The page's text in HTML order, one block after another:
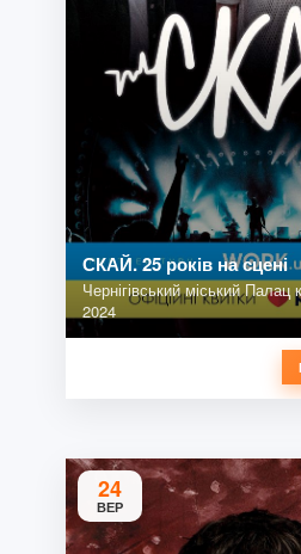
СКАЙ. 25 років на сцені
Чернігівський міський
2024
24
ВЕР